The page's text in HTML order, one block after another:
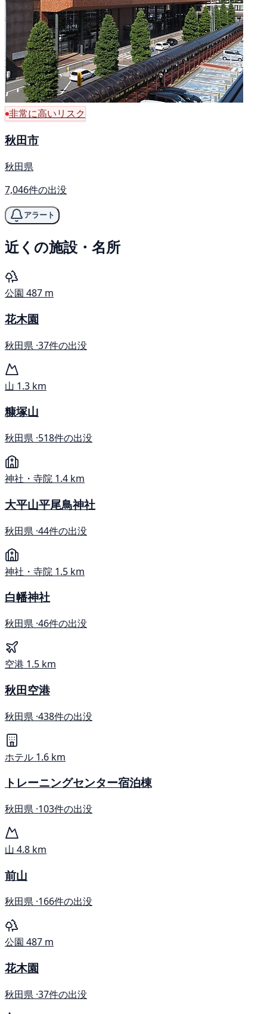
非常に高いリスク
秋田市
秋田県
7,046件の出没
アラート
近くの施設・名所
公園 487 m
花木園
秋田県 ·37件の出没
山 1.3 km
糠塚山
秋田県 ·518件の出没
神社・寺院 1.4 km
大平山平尾鳥神社
秋田県 ·44件の出没
神社・寺院 1.5 km
白幡神社
秋田県 ·46件の出没
空港 1.5 km
秋田空港
秋田県 ·438件の出没
ホテル 1.6 km
トレーニングセンター宿泊棟
秋田県 ·103件の出没
山 4.8 km
前山
秋田県 ·166件の出没
公園 487 m
花木園
秋田県 ·37件の出没